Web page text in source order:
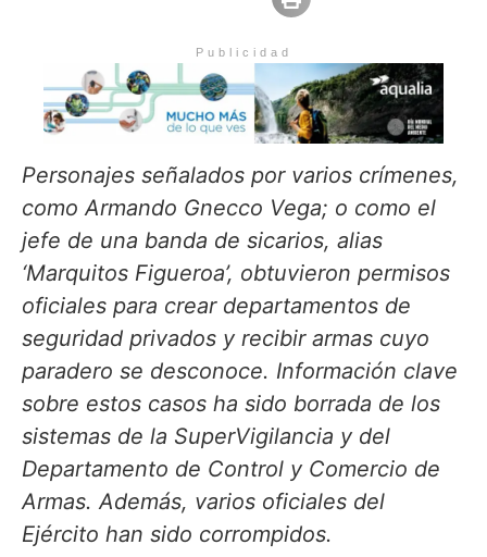
Publicidad
Personajes señalados por varios crímenes,
como Armando Gnecco Vega; o como el
jefe de una banda de sicarios, alias
‘Marquitos Figueroa’, obtuvieron permisos
oficiales para crear departamentos de
seguridad privados y recibir armas cuyo
paradero se desconoce. Información clave
sobre estos casos ha sido borrada de los
sistemas de la SuperVigilancia y del
Departamento de Control y Comercio de
Armas. Además, varios oficiales del
Ejército han sido corrompidos.